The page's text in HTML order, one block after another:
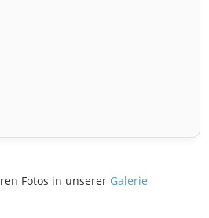
Fotos in unserer Galerie